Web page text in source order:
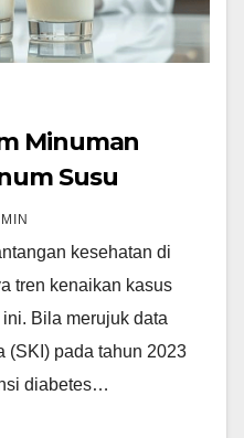
Minuman
Susu
kesehatan di
tren kenaikan kasus
Bila merujuk data
(SKI) pada tahun 2023
diabetes…